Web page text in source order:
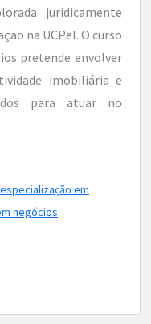
juridicamente
na UCPel. O curso
pretende envolver
imobiliária e
para atuar no
especialização em
negócios